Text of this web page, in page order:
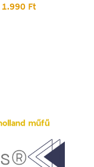
Original
1.990 Ft